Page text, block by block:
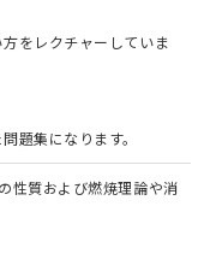
をレクチャーしていま
題集になります。
性質および燃焼理論や消